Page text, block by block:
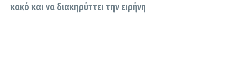
κακό και να διακηρύττει την ειρήνη